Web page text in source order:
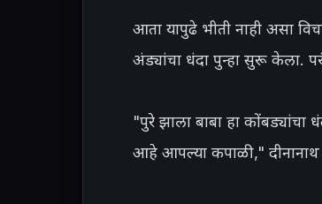
आता यापुढे भीती नाही असा
अंड्यांचा धंदा पुन्हा सुरू केला.
"पुरे झाला बाबा हा
आहे आपल्या कपाळी," दीनानाथ